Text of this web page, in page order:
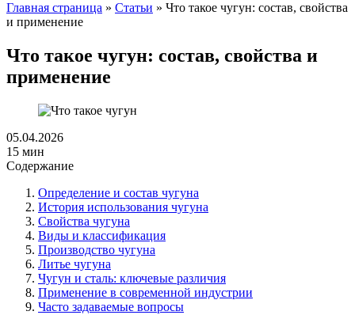
Главная страница » Статьи » Что такое чугун: состав, свойства
и применение
Что такое чугун: состав, свойства и
применение
05.04.2026
15 мин
Содержание
Определение и состав чугуна
История использования чугуна
Свойства чугуна
Виды и классификация
Производство чугуна
Литье чугуна
Чугун и сталь: ключевые различия
Применение в современной индустрии
Часто задаваемые вопросы